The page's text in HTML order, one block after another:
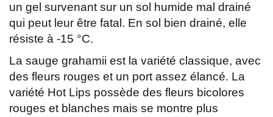
un gel survenant sur un sol humide mal drainé
qui peut leur être fatal. En sol bien drainé, elle
résiste à -15 °C.
La sauge grahamii est la variété classique, avec
des fleurs rouges et un port assez élancé. La
variété Hot Lips possède des fleurs bicolores
rouges et blanches mais se montre plus